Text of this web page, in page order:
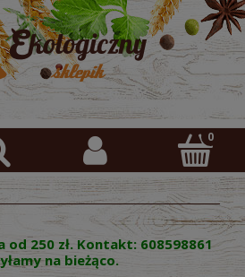
250 zł. Kontakt: 608598861
na bieżąco.